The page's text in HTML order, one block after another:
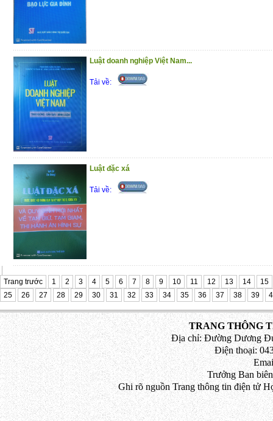
Luật doanh nghiệp Việt Nam...
Tải về:
Luật đặc xá
Tải về:
Trang trước 1 2 3 4 5 6 7 8 9 10 11 12 13 14
15
25
26 27 28 29 30 31 32 33 34 35 36 37 38 39
TRANG THÔNG
Địa chỉ: Đường Dương
Điện thoại:
Trưởng Ban
Ghi rõ nguồn Trang thông tin điện tử